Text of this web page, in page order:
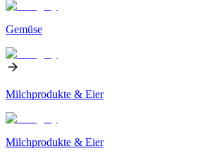
Gemüse
Milchprodukte & Eier
Milchprodukte & Eier